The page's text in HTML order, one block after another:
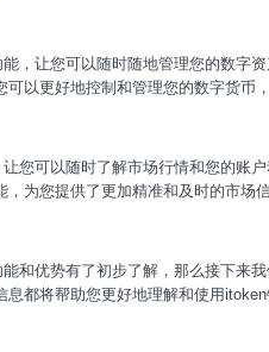
，让您可以随时随地管理您的数字
可以更好地控制和管理您的数字货币
您可以随时了解市场行情和您的账
为您提供了更加精准和及时的市场
和优势有了初步了解，那么接下来
都将帮助您更好地理解和使用